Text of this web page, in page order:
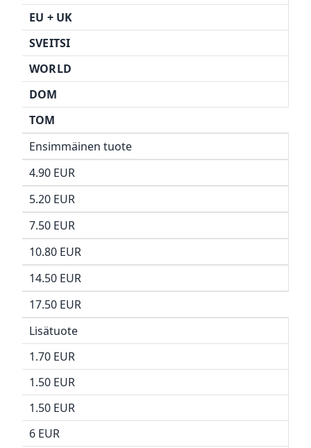
EU + UK
SVEITSI
WORLD
DOM
TOM
Ensimmäinen tuote
4.90 EUR
5.20 EUR
7.50 EUR
10.80 EUR
14.50 EUR
17.50 EUR
Lisätuote
1.70 EUR
1.50 EUR
1.50 EUR
6 EUR